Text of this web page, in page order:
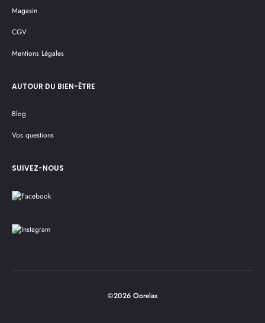
Magasin
CGV
Mentions Légales
AUTOUR DU BIEN-ÊTRE
Blog
Vos questions
SUIVEZ-NOUS
©2026 Oorelax